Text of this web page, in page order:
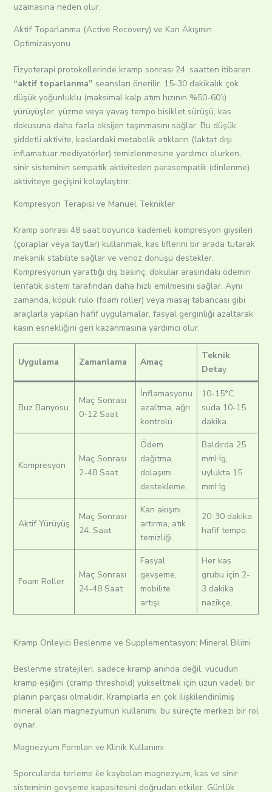
uzamasına neden olur.
Aktif Toparlanma (Active Recovery) ve Kan Akışının
Optimizasyonu
Fizyoterapi protokollerinde kramp sonrası 24. saatten itibaren
“aktif toparlanma” seansları önerilir. 15-30 dakikalık çok
düşük yoğunluklu (maksimal kalp atım hızının %50-60’ı)
yürüyüşler, yüzme veya yavaş tempo bisiklet sürüşü, kas
dokusuna daha fazla oksijen taşınmasını sağlar. Bu düşük
şiddetli aktivite, kaslardaki metabolik atıkların (laktat dışı
inflamatuar mediyatörler) temizlenmesine yardımcı olurken,
sinir sisteminin sempatik aktiviteden parasempatik (dinlenme)
aktiviteye geçişini kolaylaştırır.
Kompresyon Terapisi ve Manuel Teknikler
Kramp sonrası 48 saat boyunca kademeli kompresyon giysileri
(çoraplar veya taytlar) kullanmak, kas liflerini bir arada tutarak
mekanik stabilite sağlar ve venöz dönüşü destekler.
Kompresyonun yarattığı dış basınç, dokular arasındaki ödemin
lenfatik sistem tarafından daha hızlı emilmesini sağlar. Aynı
zamanda, köpük rulo (foam roller) veya masaj tabancası gibi
araçlarla yapılan hafif uygulamalar, fasyal gerginliği azaltarak
kasın esnekliğini geri kazanmasına yardımcı olur.
Uygulama Zamanlama Amaç
Teknik
Detay
Buz Banyosu
Maç Sonrası
0-12 Saat
İnflamasyonu
azaltma, ağrı
kontrolü.
10-15°C
suda 10-15
dakika.
Kompresyon
Maç Sonrası
2-48 Saat
Ödem
dağıtma,
dolaşımı
destekleme.
Baldırda 25
mmHg,
uylukta 15
mmHg.
Aktif Yürüyüş
Maç Sonrası
24. Saat
Kan akışını
artırma, atık
temizliği.
20-30 dakika
hafif tempo.
Foam Roller
Maç Sonrası
24-48 Saat
Fasyal
gevşeme,
mobilite
artışı.
Her kas
grubu için 2-
3 dakika
nazikçe.
Kramp Önleyici Beslenme ve Supplementasyon: Mineral Bilimi
Beslenme stratejileri, sadece kramp anında değil, vücudun
kramp eşiğini (cramp threshold) yükseltmek için uzun vadeli bir
planın parçası olmalıdır. Kramplarla en çok ilişkilendirilmiş
mineral olan magnezyumun kullanımı, bu süreçte merkezi bir rol
oynar.
Magnezyum Formları ve Klinik Kullanımı
Sporcularda terleme ile kaybolan magnezyum, kas ve sinir
sisteminin gevşeme kapasitesini doğrudan etkiler. Günlük